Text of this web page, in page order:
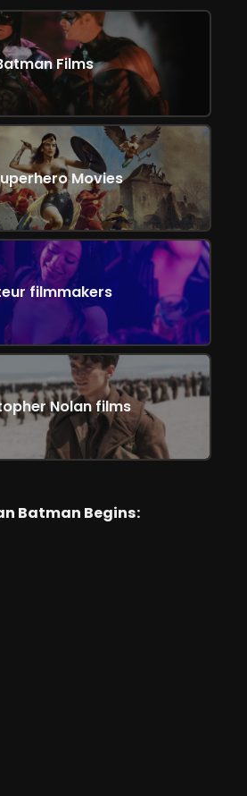
Films
Movies
filmmakers
Nolan films
Batman Begins: